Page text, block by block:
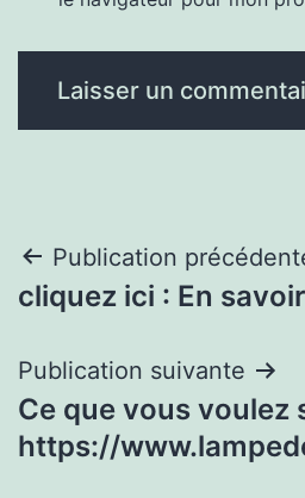
Navigation
de
l’article
Publication
cliquez ici : En
Publication suivante
Ce que vous voulez
https://